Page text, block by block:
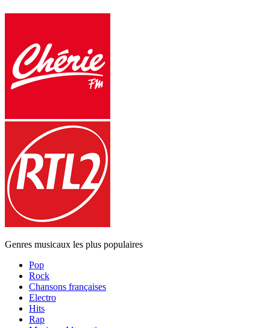
Genres musicaux les plus populaires
Pop
Rock
Chansons françaises
Electro
Hits
Rap